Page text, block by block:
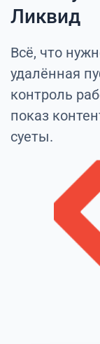
Ликвид
Всё, что
удалённая
контроль
показ
суеты.